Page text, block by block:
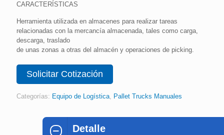
CARACTERÍSTICAS
Herramienta utilizada en almacenes para realizar tareas
relacionadas con la mercancía almacenada, tales como carga,
descarga, traslado
de unas zonas a otras del almacén y operaciones de picking.
Solicitar Cotización
Categorías: Equipo de Logística, Pallet Trucks Manuales
Detalle